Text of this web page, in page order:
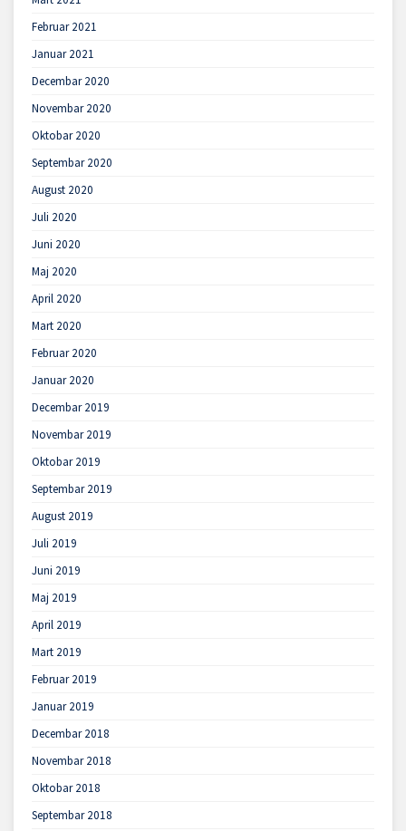
Februar 2021
Januar 2021
Decembar 2020
Novembar 2020
Oktobar 2020
Septembar 2020
August 2020
Juli 2020
Juni 2020
Maj 2020
April 2020
Mart 2020
Februar 2020
Januar 2020
Decembar 2019
Novembar 2019
Oktobar 2019
Septembar 2019
August 2019
Juli 2019
Juni 2019
Maj 2019
April 2019
Mart 2019
Februar 2019
Januar 2019
Decembar 2018
Novembar 2018
Oktobar 2018
Septembar 2018